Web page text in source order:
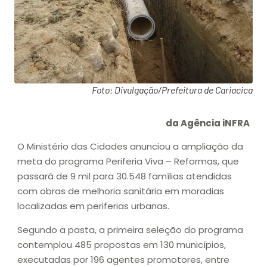
Foto: Divulgação/Prefeitura de Cariacica
da Agência iNFRA
O Ministério das Cidades anunciou a ampliação da
meta do programa Periferia Viva – Reformas, que
passará de 9 mil para 30.548 famílias atendidas
com obras de melhoria sanitária em moradias
localizadas em periferias urbanas.
Segundo a pasta, a primeira seleção do programa
contemplou 485 propostas em 130 municípios,
executadas por 196 agentes promotores, entre